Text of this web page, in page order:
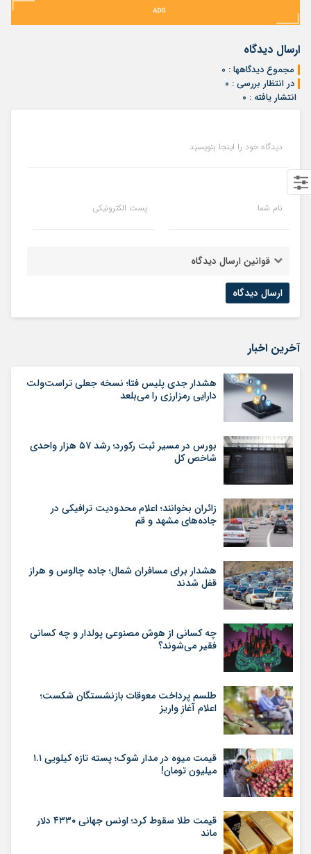
ارسال دیدگاه
مجموع دیدگاهها : ۰
در انتظار بررسی : ۰
انتشار یافته : ۰
دیدگاه خود را اینجا بنویسید
نام شما پست الکترونیکی
قوانین ارسال دیدگاه
آخرین اخبار
هشدار جدی پلیس فتا؛ نسخه جعلی تراست‌ولت
دارایی رمزارزی را می‌بلعد
بورس در مسیر ثبت رکورد؛ رشد ۵۷ هزار واحدی
شاخص کل
زائران بخوانند؛ اعلام محدودیت ترافیکی در
جاده‌های مشهد و قم
هشدار برای مسافران شمال؛ جاده چالوس و هراز
قفل شدند
چه کسانی از هوش مصنوعی پولدار و چه کسانی
فقیر می‌شوند؟
طلسم پرداخت معوقات بازنشستگان شکست؛
اعلام آغاز واریز
قیمت میوه در مدار شوک؛ پسته تازه کیلویی ۱.۱
میلیون تومان!
قیمت طلا سقوط کرد؛ اونس جهانی ۴۳۳۰ دلار
ماند